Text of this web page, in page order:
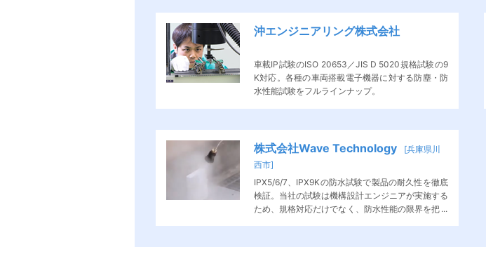
沖エンジニアリング株式会社
車載IP試験のISO 20653／JIS D 5020規格試験の9
K対応。各種の車両搭載電子機器に対する防塵・防
水性能試験をフルラインナップ。
株式会社Wave Technology
[兵庫県川
西市]
IPX5/6/7、IPX9Kの防水試験で製品の耐久性を徹底
検証。当社の試験は機構設計エンジニアが実施する
ため、規格対応だけでなく、防水性能の限界を把握